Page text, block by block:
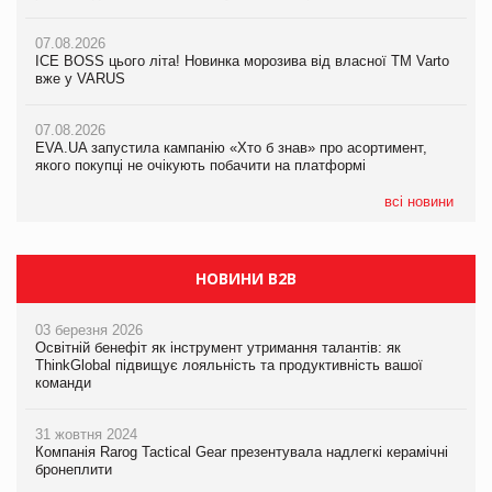
07.08.2026
ICE BOSS цього літа! Новинка морозива від власної ТМ Varto
вже у VARUS
07.08.2026
EVA.UA запустила кампанію «Хто б знав» про асортимент,
якого покупці не очікують побачити на платформі
всі новини
06.08.2026
Смачна новинка для хвостатих: у VARUS з’явилися паучі
05.08.2026
Мережа супермаркетів VARUS купує мережу магазинів
Продажі Hugo Boss впали на 9%
НОВИНИ B2B
03 березня 2026
Освітній бенефіт як інструмент утримання талантів: як
ThinkGlobal підвищує лояльність та продуктивність вашої
команди
31 жовтня 2024
Компанія Rarog Tactical Gear презентувала надлегкі керамічні
бронеплити